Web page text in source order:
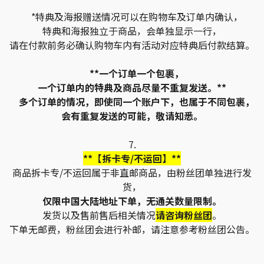
*特典及海报赠送情况可以在购物车及订单内确认，
特典和海报独立于商品，会单独显示一行，
请在付款前务必确认购物车内有活动对应特典后付款结算。
**一个订单一个包裹，
一个订单内的特典及商品尽量不重复发送。**
多个订单的情况，即使同一个账户下，也属于不同包裹，
会有重复发送的可能，敬请知悉。
7.
**【拆卡专/不运回】**
商品拆卡专/不运回属于非直邮商品，由粉丝团单独进行发
货，
仅限中国大陆地址下单，无通关数量限制。
发货以及售前售后相关情况请咨询粉丝团。
下单无邮费，粉丝团会进行补邮，请注意参考粉丝团公告。